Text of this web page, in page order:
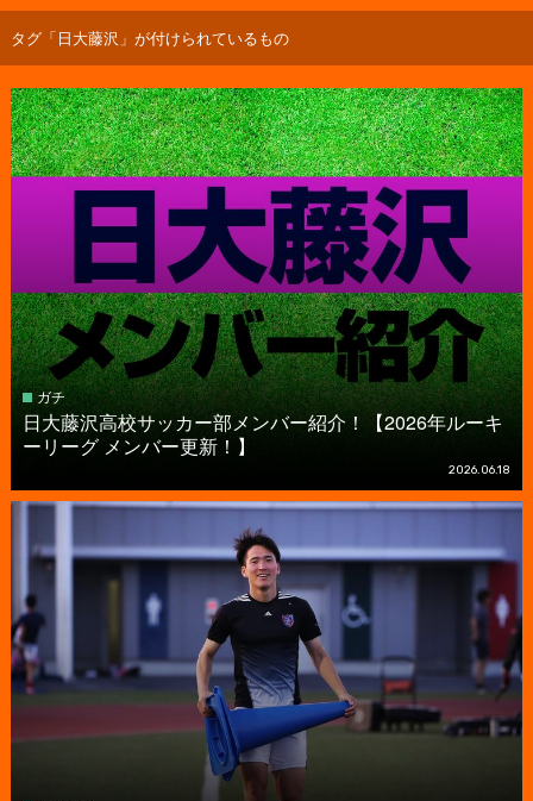
タグ「日大藤沢」が付けられているもの
ガチ
日大藤沢高校サッカー部メンバー紹介！【2026年ルーキ
ーリーグ メンバー更新！】
2026.06.18